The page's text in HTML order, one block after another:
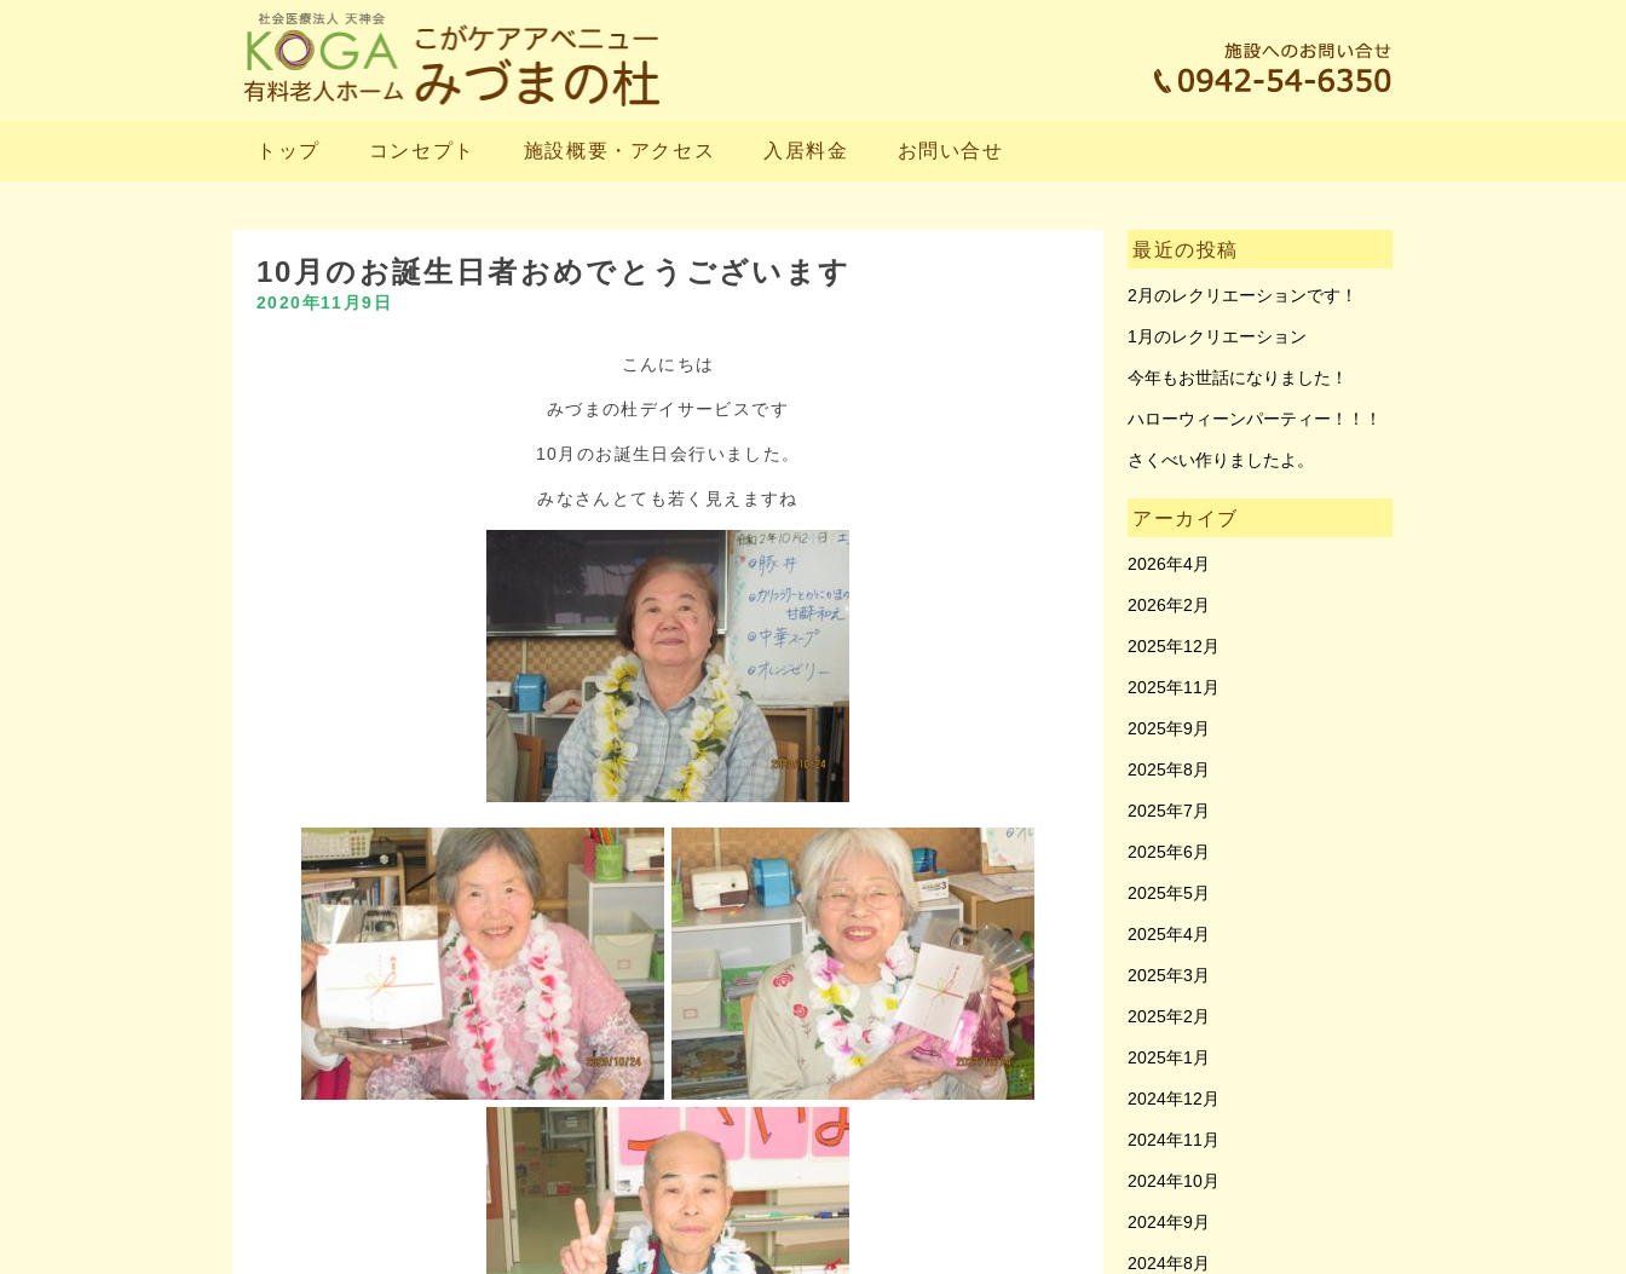
トップ コンセプト 施設概要・アクセス 入居料金 お問い合せ
10月のお誕生日者おめでとうございます
2020年11月9日
こんにちは
みづまの杜デイサービスです
10月のお誕生日会行いました。
みなさんとても若く見えますね
最近の投稿
2月のレクリエーションです！
1月のレクリエーション
今年もお世話になりました！
ハローウィーンパーティー！！！
さくべい作りましたよ。
アーカイブ
2026年4月
2026年2月
2025年12月
2025年11月
2025年9月
2025年8月
2025年7月
2025年6月
2025年5月
2025年4月
2025年3月
2025年2月
2025年1月
2024年12月
2024年11月
2024年10月
2024年9月
2024年8月